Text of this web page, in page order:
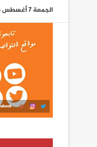
الجمعة 7 أغسطس 2026